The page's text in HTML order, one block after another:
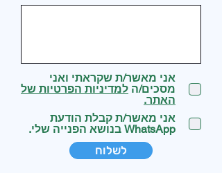
אני מאשר/ת שקראתי ואני
מסכים/ה למדיניות הפרטיות של
האתר.
אני מאשר/ת קבלת הודעת
WhatsApp בנושא הפנייה שלי.
לשלוח